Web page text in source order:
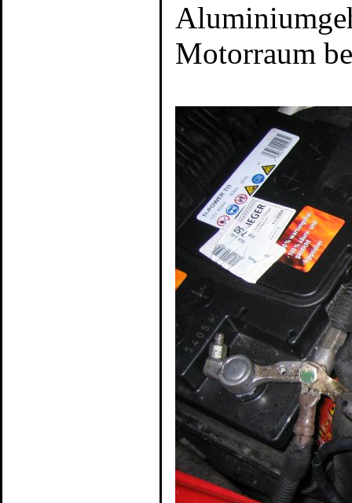
Motorraum